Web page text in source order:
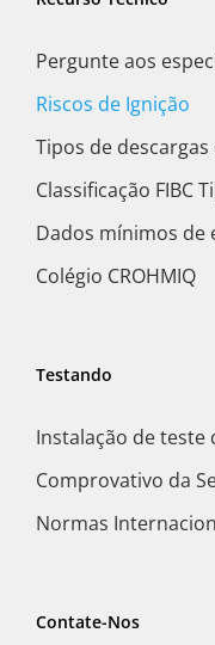
Pergunte aos
Riscos de Ignição
Tipos de
Classificação FIBC
Dados mínimos
Colégio CROHMIQ
Testando
Instalação de teste
Comprovativo da
Normas
Contate-Nos